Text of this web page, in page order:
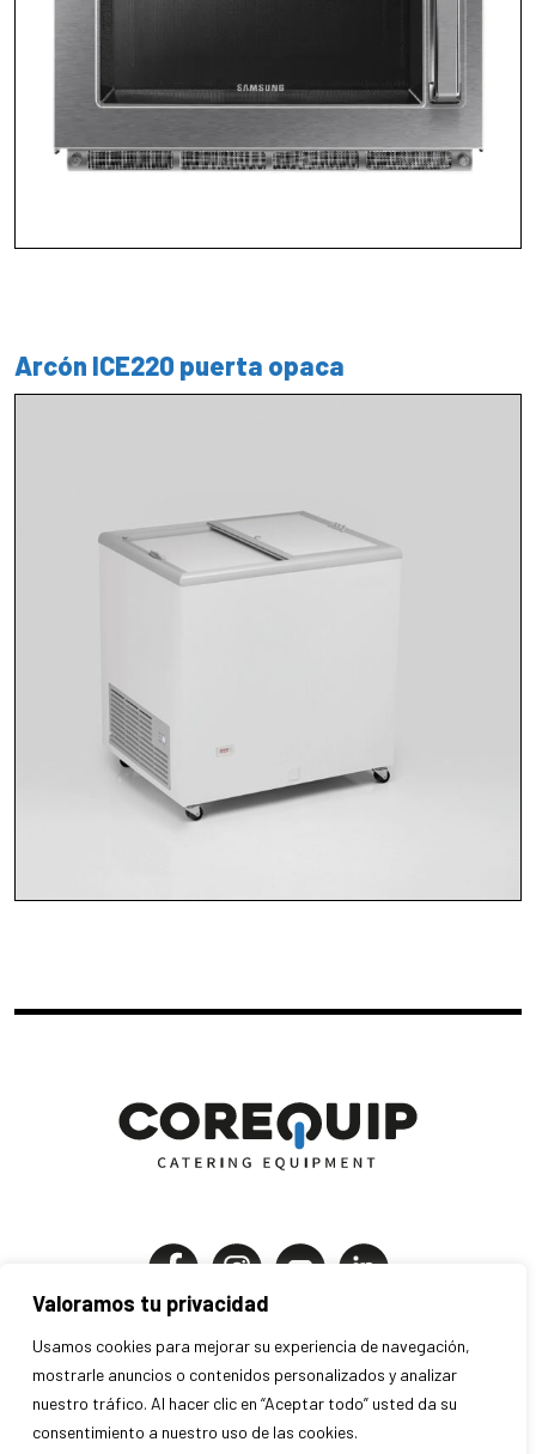
Valoramos tu privacidad
Usamos cookies para mejorar su experiencia de navegación,
mostrarle anuncios o contenidos personalizados y analizar
nuestro tráfico. Al hacer clic en “Aceptar todo” usted da su
consentimiento a nuestro uso de las cookies.
Arcón ICE220 puerta opaca
Corequip Catering Equipment S.A
P.I. Els Mollons | C. Traginers 7-9
46970 Alaquàs . Valencia . España
+34 963 707 280 · info@corequip.es